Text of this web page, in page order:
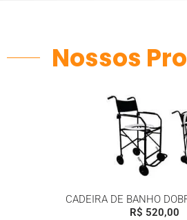
Nossos
CADEIRA DE BANHO
R$ 520,00